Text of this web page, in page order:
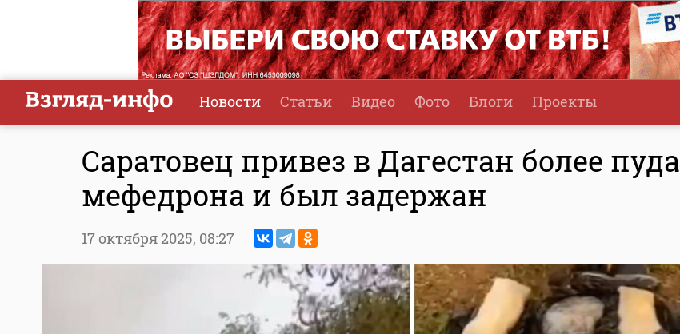
Новости Статьи Видео Фото Блоги Проекты
Саратовец привез в Дагестан более пуда
мефедрона и был задержан
17 октября 2025, 08:27